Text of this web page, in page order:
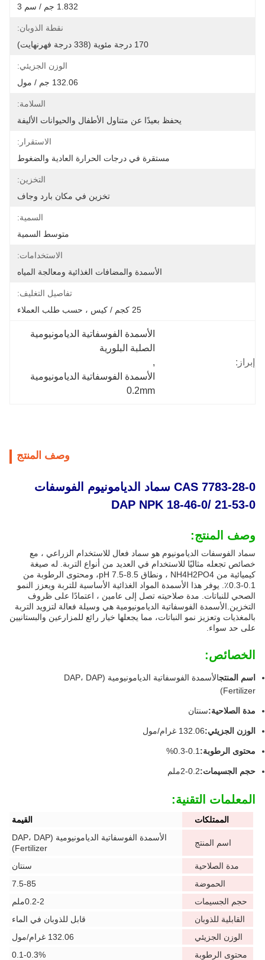
1.832 جم / سم 3
نقطة الذوبان:
170 درجة مئوية (338 درجة فهرنهايت)
الوزن الجزيئي:
132.06 جم / مول
السلامة:
يحفظ بعيدًا عن متناول الأطفال والحيوانات الأليفة
الاستقرار:
مستقرة في درجات الحرارة العادية والضغوط
التخزين:
تخزين في مكان بارد وجاف
السمية:
متوسط ​​السمية
الاستخدامات:
الأسمدة والمضافات الغذائية ومعالجة المياه
تفاصيل التغليف:
25 كجم / كيس ، حسب طلب العملاء
إبراز:
الأسمدة الفوسفاتية الديامونيومية
الصلبة البلورية
,
الأسمدة الفوسفاتية الديامونيومية
0.2mm
وصف المنتج
CAS 7783-28-0 سماد الديامونيوم الفوسفات
DAP NPK 18-46-0/ 21-53-0
وصف المنتج:
سماد الفوسفات الديامونيوم هو سماد فعال للاستخدام الزراعي ، مع
خصائص تجعله مثاليًا للاستخدام في العديد من أنواع التربة. له صيغة
كيميائية من NH4H2PO4 ، ونطاق pH 7.5-8.5، ومحتوى الرطوبة من
0.1-0.3٪. يوفر هذا الأسمدة المواد الغذائية الأساسية للتربة ويعزز النمو
الصحي للنباتات. مدة صلاحيته تصل إلى عامين ، اعتمادًا على ظروف
التخزين.الأسمدة الفوسفاتية الديامونيومية هي وسيلة فعالة لتزويد التربة
بالمغذيات وتعزيز نمو النباتات، مما يجعلها خيار رائع للمزارعين والبستانيين
على حد سواء.
الخصائص:
اسم المنتج
الأسمدة الفوسفاتية الديامونيومية (DAP، DAP
Fertilizer)
مدة الصلاحية:سنتان
الوزن الجزيئي:132.06 غرام/مول
محتوى الرطوبة:0.1-0.3%
حجم الجسيمات:0.2-2ملم
المعلمات التقنية:
الممتلكات القيمة
اسم المنتج
الأسمدة الفوسفاتية الديامونيومية (DAP، DAP
Fertilizer)
مدة الصلاحية
سنتان
الحموضة
7.5-85
حجم الجسيمات
0.2-2ملم
القابلية للذوبان
قابل للذوبان في الماء
الوزن الجزيئي
132.06 غرام/مول
محتوى الرطوبة
0.1-0.3%